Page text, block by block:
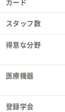
カード
スタッフ数
得意な分野
医療機器
登録学会